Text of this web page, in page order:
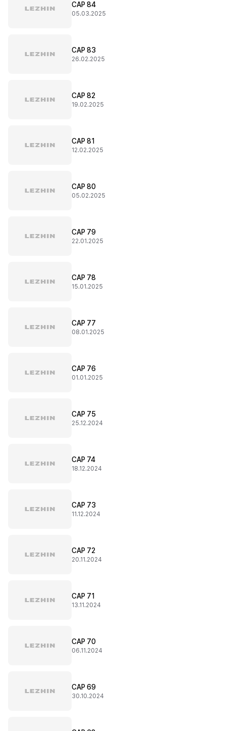
CAP 84
05.03.2025
CAP 83
26.02.2025
CAP 82
19.02.2025
CAP 81
12.02.2025
CAP 80
05.02.2025
CAP 79
22.01.2025
CAP 78
15.01.2025
CAP 77
08.01.2025
CAP 76
01.01.2025
CAP 75
25.12.2024
CAP 74
18.12.2024
CAP 73
11.12.2024
CAP 72
20.11.2024
CAP 71
13.11.2024
CAP 70
06.11.2024
CAP 69
30.10.2024